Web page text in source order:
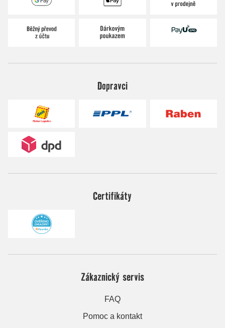
Dopravci
Certifikáty
Zákaznický servis
FAQ
Pomoc a kontakt